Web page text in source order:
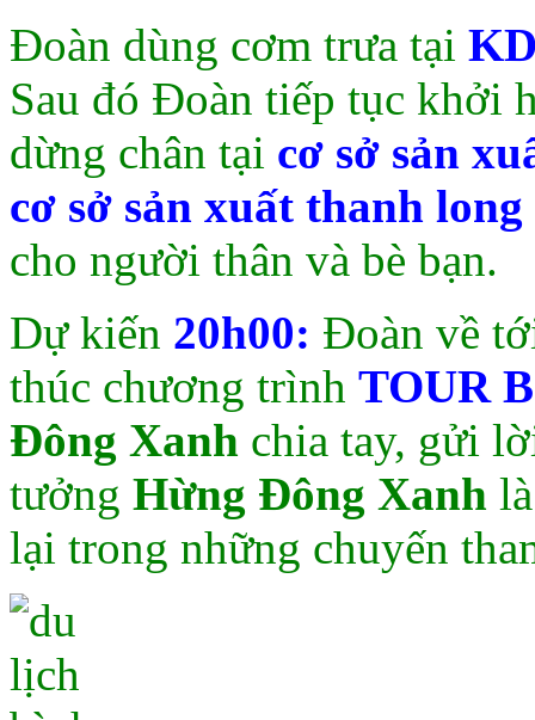
Đoàn dùng cơm trưa tại
Sau đó Đoàn tiếp tục khởi
dừng chân tại cơ sở sản
cơ sở sản xuất thanh long
cho người thân và bè bạn.
Dự kiến 20h00: Đoàn về
thúc chương trình TOUR
Đông Xanh chia tay, gửi
tưởng Hừng Đông Xanh
lại trong những chuyến